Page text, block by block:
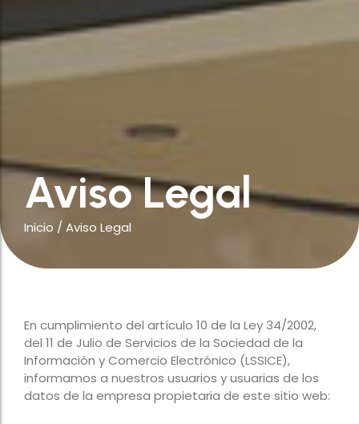
Aviso Legal
Inicio / Aviso Legal
En cumplimiento del artículo 10 de la Ley 34/2002,
del 11 de Julio de Servicios de la Sociedad de la
Información y Comercio Electrónico (LSSICE),
informamos a nuestros usuarios y usuarias de los
datos de la empresa propietaria de este sitio web: